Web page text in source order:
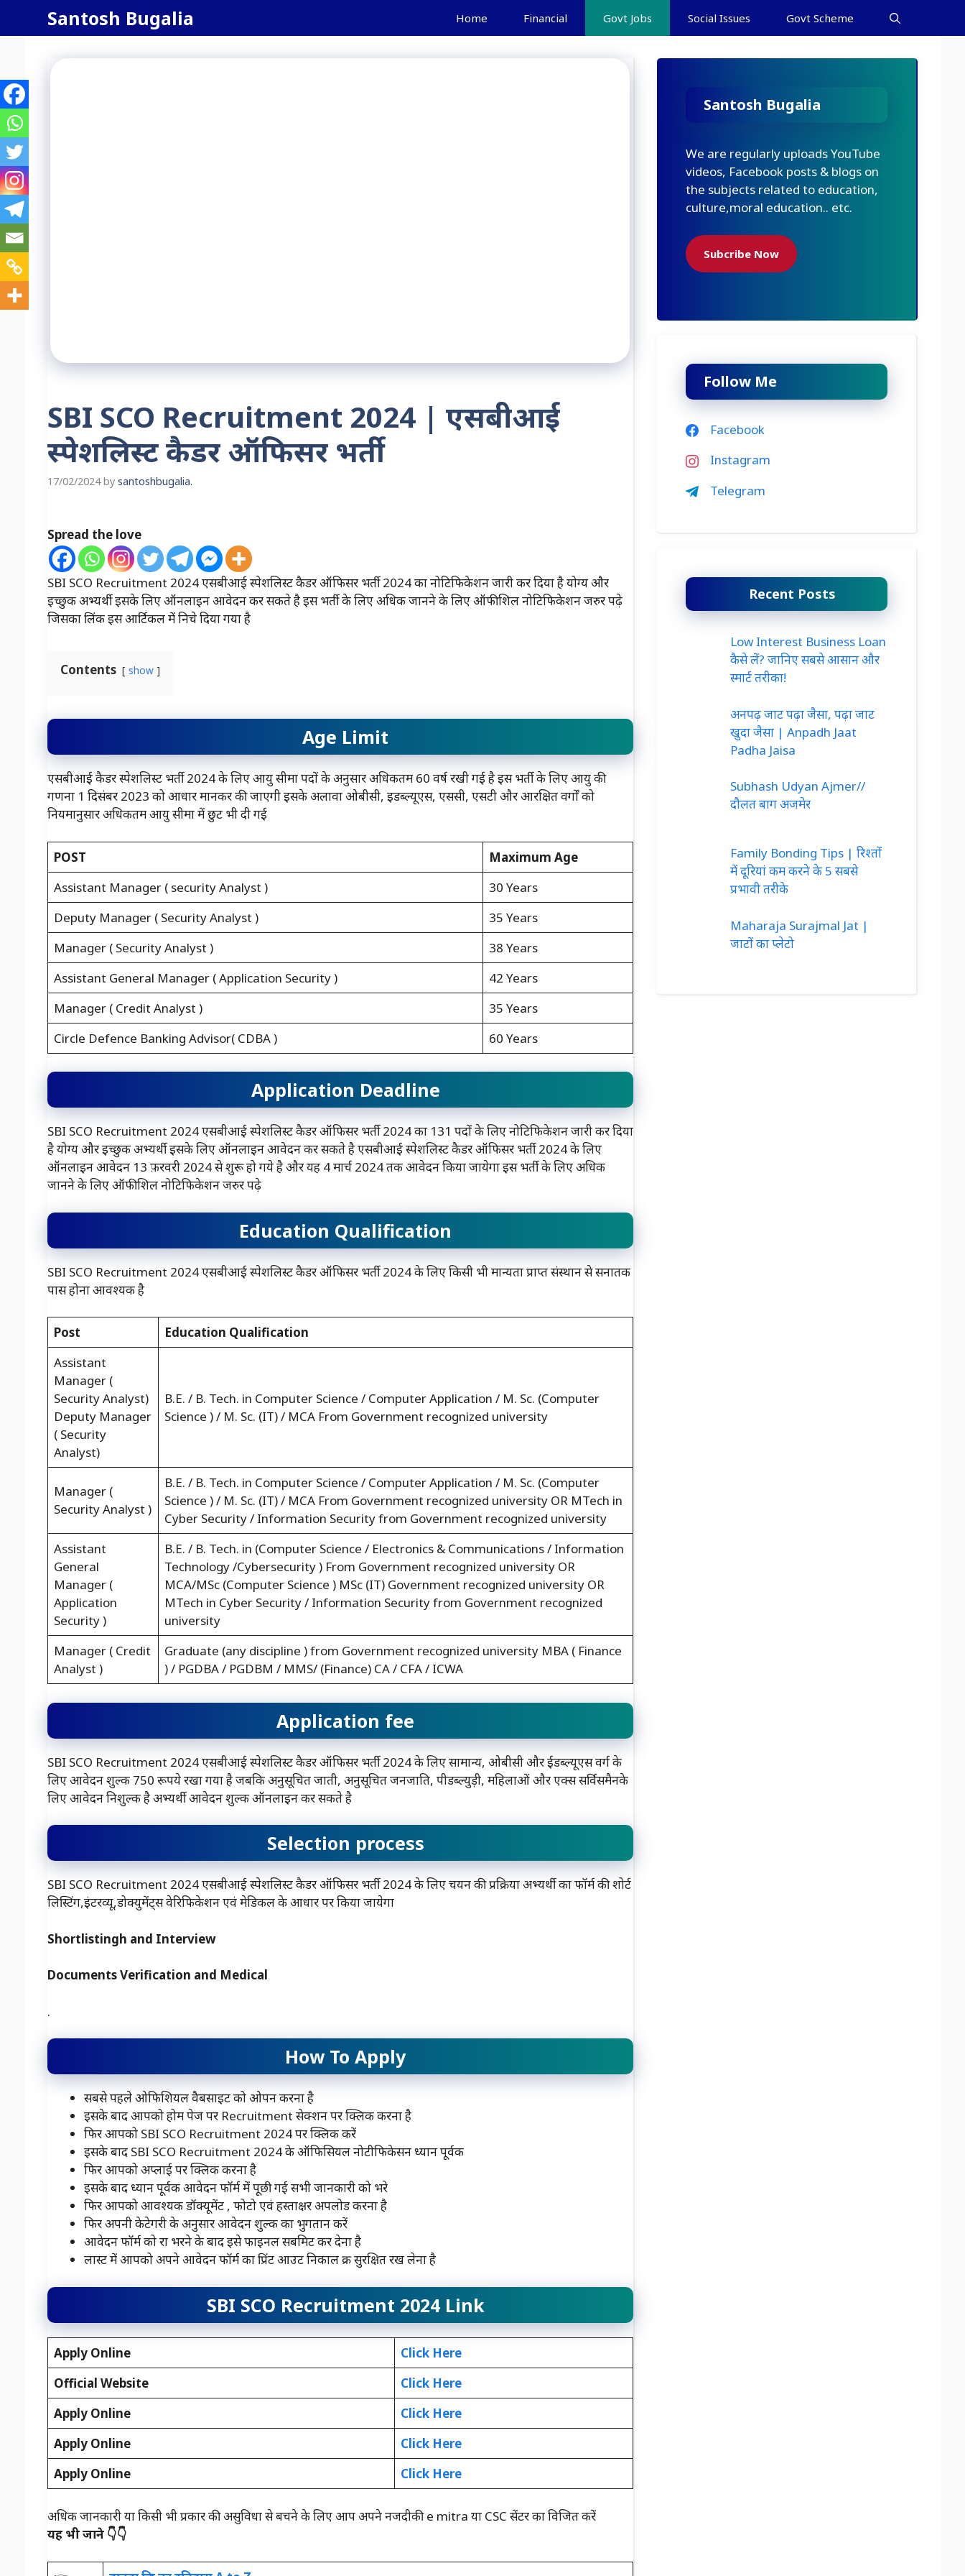
Santosh Bugalia Home Financial Govt Jobs Social Issues Govt Scheme
SBI SCO Recruitment 2024 | एसबीआई
स्पेशलिस्ट कैडर ऑफिसर भर्ती
17/02/2024 by santoshbugalia.
Spread the love
SBI SCO Recruitment 2024 एसबीआई स्पेशलिस्ट कैडर ऑफिसर भर्ती 2024 का नोटिफिकेशन जारी कर दिया है योग्य और
इच्छुक अभ्यर्थी इसके लिए ऑनलाइन आवेदन कर सकते है इस भर्ती के लिए अधिक जानने के लिए ऑफीशिल नोटिफिकेशन जरुर पढ़े
जिसका लिंक इस आर्टिकल में निचे दिया गया है
Contents show
Age Limit
एसबीआई कैडर स्पेशलिस्ट भर्ती 2024 के लिए आयु सीमा पदों के अनुसार अधिकतम 60 वर्ष रखी गई है इस भर्ती के लिए आयु की
गणना 1 दिसंबर 2023 को आधार मानकर की जाएगी इसके अलावा ओबीसी, इडब्ल्यूएस, एससी, एसटी और आरक्षित वर्गों को
नियमानुसार अधिकतम आयु सीमा में छुट भी दी गई
POST
Maximum Age
Assistant Manager ( security Analyst )
30 Years
Deputy Manager ( Security Analyst )
35 Years
Manager ( Security Analyst )
38 Years
Assistant General Manager ( Application Security )
42 Years
Manager ( Credit Analyst )
35 Years
Circle Defence Banking Advisor( CDBA )
60 Years
Application Deadline
SBI SCO Recruitment 2024 एसबीआई स्पेशलिस्ट कैडर ऑफिसर भर्ती 2024 का 131 पदों के लिए नोटिफिकेशन जारी कर दिया
है योग्य और इच्छुक अभ्यर्थी इसके लिए ऑनलाइन आवेदन कर सकते है एसबीआई स्पेशलिस्ट कैडर ऑफिसर भर्ती 2024 के लिए
ऑनलाइन आवेदन 13 फ़रवरी 2024 से शुरू हो गये है और यह 4 मार्च 2024 तक आवेदन किया जायेगा इस भर्ती के लिए अधिक
जानने के लिए ऑफीशिल नोटिफिकेशन जरुर पढ़े
Education Qualification
SBI SCO Recruitment 2024 एसबीआई स्पेशलिस्ट कैडर ऑफिसर भर्ती 2024 के लिए किसी भी मान्यता प्राप्त संस्थान से सनातक
पास होना आवश्यक है
Post
Education Qualification
Assistant
Manager (
Security Analyst)
Deputy Manager
( Security
Analyst)
B.E. / B. Tech. in Computer Science / Computer Application / M. Sc. (Computer
Science ) / M. Sc. (IT) / MCA From Government recognized university
Manager (
Security Analyst )
B.E. / B. Tech. in Computer Science / Computer Application / M. Sc. (Computer
Science ) / M. Sc. (IT) / MCA From Government recognized university OR MTech in
Cyber Security / Information Security from Government recognized university
Assistant
General
Manager (
Application
Security )
B.E. / B. Tech. in (Computer Science / Electronics & Communications / Information
Technology /Cybersecurity ) From Government recognized university OR
MCA/MSc (Computer Science ) MSc (IT) Government recognized university OR
MTech in Cyber Security / Information Security from Government recognized
university
Manager ( Credit
Analyst )
Graduate (any discipline ) from Government recognized university MBA ( Finance
) / PGDBA / PGDBM / MMS/ (Finance) CA / CFA / ICWA
Application fee
SBI SCO Recruitment 2024 एसबीआई स्पेशलिस्ट कैडर ऑफिसर भर्ती 2024 के लिए सामान्य, ओबीसी और ईडब्ल्यूएस वर्ग के
लिए आवेदन शुल्क 750 रूपये रखा गया है जबकि अनुसूचित जाती, अनुसूचित जनजाति, पीडब्ल्युड़ी, महिलाओं और एक्स सर्विसमैनके
लिए आवेदन निशुल्क है अभ्यर्थी आवेदन शुल्क ऑनलाइन कर सकते है
Selection process
SBI SCO Recruitment 2024 एसबीआई स्पेशलिस्ट कैडर ऑफिसर भर्ती 2024 के लिए चयन की प्रक्रिया अभ्यर्थी का फॉर्म की शोर्ट
लिस्टिंग,इंटरव्यू,डोक्युमेंट्स वेरिफिकेशन एवं मेडिकल के आधार पर किया जायेगा
Shortlistingh and Interview
Documents Verification and Medical
.
How To Apply
सबसे पहले ओफिशियल वैबसाइट को ओपन करना है
इसके बाद आपको होम पेज पर Recruitment सेक्शन पर क्लिक करना है
फिर आपको SBI SCO Recruitment 2024 पर क्लिक करें
इसके बाद SBI SCO Recruitment 2024 के ऑफिसियल नोटीफिकेसन ध्यान पूर्वक
फिर आपको अप्लाई पर क्लिक करना है
इसके बाद ध्यान पूर्वक आवेदन फॉर्म में पूछी गई सभी जानकारी को भरे
फिर आपको आवश्यक डॉक्यूमेंट , फोटो एवं हस्ताक्षर अपलोड करना है
फिर अपनी केटेगरी के अनुसार आवेदन शुल्क का भुगतान करें
आवेदन फॉर्म को रा भरने के बाद इसे फाइनल सबमिट कर देना है
लास्ट में आपको अपने आवेदन फॉर्म का प्रिंट आउट निकाल क्र सुरक्षित रख लेना है
SBI SCO Recruitment 2024 Link
Apply Online
Click Here
Official Website
Click Here
Apply Online
Click Here
Apply Online
Click Here
Apply Online
Click Here
अधिक जानकारी या किसी भी प्रकार की असुविधा से बचने के लिए आप अपने नजदीकी e mitra या CSC सेंटर का विजित करें
यह भी जाने 👇👇
Santosh Bugalia
We are regularly uploads YouTube
videos, Facebook posts & blogs on
the subjects related to education,
culture,moral education.. etc.
Subcribe Now
Follow Me
Facebook
Instagram
Telegram
Recent Posts
Low Interest Business Loan
कैसे लें? जानिए सबसे आसान और
स्मार्ट तरीका!
अनपढ़ जाट पढ़ा जैसा, पढ़ा जाट
खुदा जैसा | Anpadh Jaat
Padha Jaisa
Subhash Udyan Ajmer//
दौलत बाग अजमेर
Family Bonding Tips | रिश्तों
में दूरियां कम करने के 5 सबसे
प्रभावी तरीके
Maharaja Surajmal Jat |
जाटों का प्लेटो